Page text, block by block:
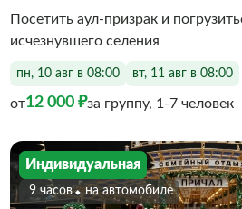
Посетить аул-призрак и
исчезнувшего селения
пн, 10 авг в 08:00 вт, 11 авг в 08:00
от12 000 ₽за группу, 1-7 человек
Индивидуальная
9 часов На автомобиле